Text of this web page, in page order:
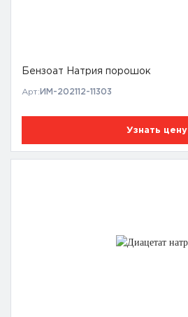
Бензоат Натрия порошок
Арт: ИМ-202112-11303
Узнать цену